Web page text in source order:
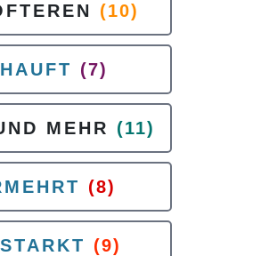
(10)
(7)
MEHR (11)
(8)
(9)